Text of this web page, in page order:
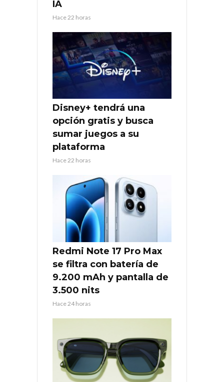
IA
Hace 22 horas
Disney+ tendrá una
opción gratis y busca
sumar juegos a su
plataforma
Hace 22 horas
Redmi Note 17 Pro Max
se filtra con batería de
9.200 mAh y pantalla de
3.500 nits
Hace 24 horas